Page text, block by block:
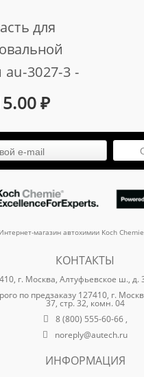
для
3027-3 -
скорости
₽
Интернет-магазин автохимии Koch
КОНТАКТЫ
г. Москва, Алтуфьевское ш., д.
по предзаказу 127410, г.
37, стр. 32, комн. 04
8 (800) 555-60-66 ,
noreply@autech.ru
ИНФОРМАЦИЯ